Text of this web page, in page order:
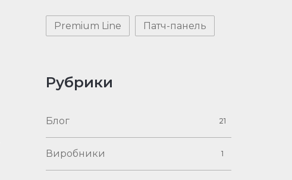
Premium Line Патч-панель
Рубрики
Блог 21
Виробники 1